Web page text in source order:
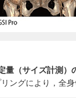
量（サイズ計測）
ングにより，全